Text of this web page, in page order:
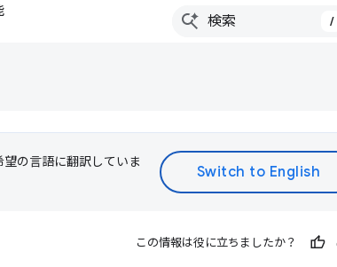
/
の言語に翻訳していま
この情報は役に立ちましたか？